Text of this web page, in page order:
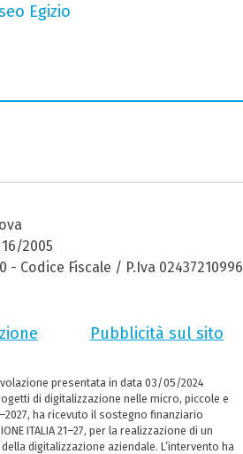
Egizio
2005
Codice Fiscale / P.Iva 02437210996
Pubblicità sul sito
presentata in data 03/05/2024
di digitalizzazione nelle micro, piccole e
ha ricevuto il sostegno finanziario
ITALIA 21–27, per la realizzazione di un
digitalizzazione aziendale. L’intervento ha